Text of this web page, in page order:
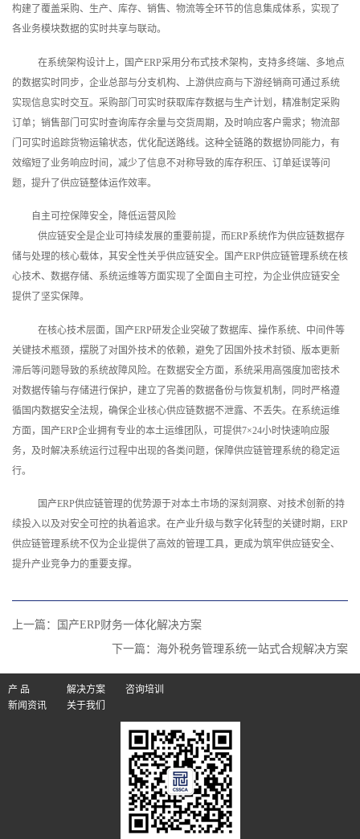
构建了覆盖采购、生产、库存、销售、物流等全环节的信息集成体系，实现了
各业务模块数据的实时共享与联动。
在系统架构设计上，国产ERP采用分布式技术架构，支持多终端、多地点
的数据实时同步，企业总部与分支机构、上游供应商与下游经销商可通过系统
实现信息实时交互。采购部门可实时获取库存数据与生产计划，精准制定采购
订单；销售部门可实时查询库存余量与交货周期，及时响应客户需求；物流部
门可实时追踪货物运输状态，优化配送路线。这种全链路的数据协同能力，有
效缩短了业务响应时间，减少了信息不对称导致的库存积压、订单延误等问
题，提升了供应链整体运作效率。
自主可控保障安全，降低运营风险
供应链安全是企业可持续发展的重要前提，而ERP系统作为供应链数据存
储与处理的核心载体，其安全性关乎供应链安全。国产ERP供应链管理系统在核
心技术、数据存储、系统运维等方面实现了全面自主可控，为企业供应链安全
提供了坚实保障。
在核心技术层面，国产ERP研发企业突破了数据库、操作系统、中间件等
关键技术瓶颈，摆脱了对国外技术的依赖，避免了因国外技术封锁、版本更新
滞后等问题导致的系统故障风险。在数据安全方面，系统采用高强度加密技术
对数据传输与存储进行保护，建立了完善的数据备份与恢复机制，同时严格遵
循国内数据安全法规，确保企业核心供应链数据不泄露、不丢失。在系统运维
方面，国产ERP企业拥有专业的本土运维团队，可提供7×24小时快速响应服
务，及时解决系统运行过程中出现的各类问题，保障供应链管理系统的稳定运
行。
国产ERP供应链管理的优势源于对本土市场的深刻洞察、对技术创新的持
续投入以及对安全可控的执着追求。在产业升级与数字化转型的关键时期，ERP
供应链管理系统不仅为企业提供了高效的管理工具，更成为筑牢供应链安全、
提升产业竞争力的重要支撑。
上一篇：
国产ERP财务一体化解决方案
下一篇： 海外税务管理系统一站式合规解决方案
产 品 解决方案
咨询培训
新闻资讯
关于我们